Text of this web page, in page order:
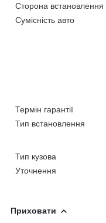
Сторона встановлення
Сумісність авто
Термін гарантії
Тип встановлення
Тип кузова
Уточнення
Приховати